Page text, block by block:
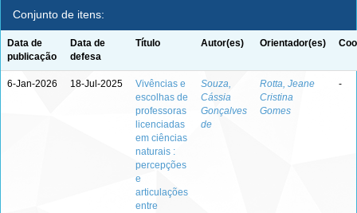
Conjunto de itens:
Data de
publicação
Data de
defesa
Título Autor(es) Orientador(es)
6-Jan-2026 18-Jul-2025
Vivências e
escolhas de
professoras
licenciadas
em ciências
naturais :
percepções
e
articulações
entre
Souza,
Cássia
Gonçalves
de
Rotta, Jeane
Cristina
Gomes
-